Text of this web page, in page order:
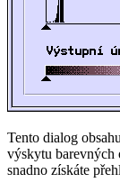
Tento dialog
výskytu barevných
snadno získáte